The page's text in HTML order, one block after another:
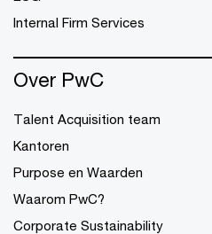
Internal Firm Services
Over PwC
Talent Acquisition team
Kantoren
Purpose en Waarden
Waarom PwC?
Corporate Sustainability